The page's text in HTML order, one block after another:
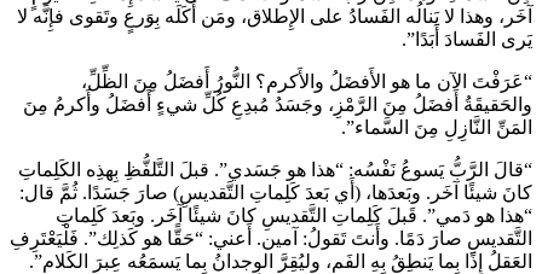
آخَر، وهذا لا يَنالُه الفَسادُ على الإِطلاق، ومَن أَكَلَه بِوَرعٍ وتَقوى فإِنَّه لا
يَرى الفَسادَ أَبَدًا”.
“عَرَفْتَ الآن ما هو الأَفضَلُ والأَكرم؟ النُّورُ أَفضَلُ مِنَ الظِّلِّ،
والحَقيقَةُ أَفضَلُ مِنَ الرَّمْزِ، وجَسَدُ مُبدِعِ كُلِّ شيءٍ أَفضَلُ وأَكرمُ مِنَ
المَنِّ النَّازِلِ مِنَ السَّماء”.
“قالَ الرَّبُّ يَسوعُ نَفْسُه: “هذا هو جَسَدي”. قبلَ التَّلفُّظِ بِهذِه الكَلِماتِ
كانَ شيئًا آخَر. وبَعدَها، (أَي بَعدَ كَلِماتِ التَّقديسِ) صارَ جَسَدًا. ثُمَّ قال:
“هذا هو دَمي”. قَبلَ كَلِماتِ التَّقديسِ كانَ شيئًا آخَر. وبَعدَ كَلِماتِ
التَّقديسِ صارَ دَمًا. وأَنتَ تَقولُ: آمين. أَعني: “حَقًّا هو كَذلِك”. فَلْيَعْتَرِفِ
العَقلُ إِذًا بِما يَنطِقُ بِهِ الفَم، وليُقِرَّ الوِجدانُ بِما يَسمَعُه عِبرَ الكَلام”.